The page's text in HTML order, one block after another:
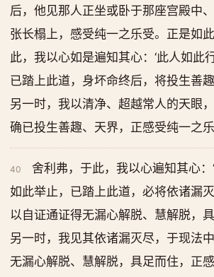
后，他见那人正坐或卧于那座宫殿中
张长榻上，感受纯一之乐受。正是如
此，我以心如是遍知其心：‘此人如此
已踏上此道，身坏命终后，将投生善趣
另一时，我以清净、超越常人的天眼
确已投生善趣、天界，正感受纯一之乐
40
舍利弗，于此，我以心遍知其心：
如此举止，已踏上此道，必将依诸漏灭
以自证通证得无漏心解脱、慧解脱，具
另一时，我见其依诸漏灭尽，于现法
无漏心解脱、慧解脱，具足而住，正感